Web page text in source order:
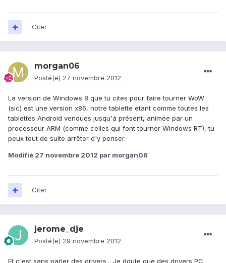
Citer
morgan06
Posté(e) 27 novembre 2012
La version de Windows 8 que tu cites pour faire tourner WoW
(sic) est une version x86, notre tablette étant comme toutes les
tablettes Android vendues jusqu'à présent, animée par un
processeur ARM (comme celles qui font tourner Windows RT), tu
peux tout de suite arrêter d'y penser.
Modifié 27 novembre 2012 par morgan06
Citer
jerome_dje
Posté(e) 29 novembre 2012
Et c'est sans parler des drivers... Je doute que des drivers PC